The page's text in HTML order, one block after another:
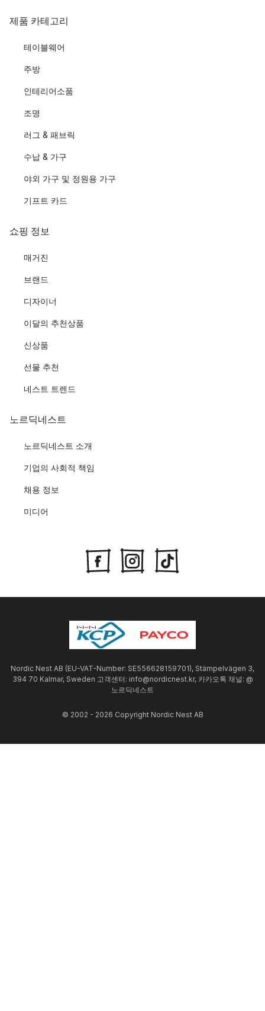
제품 카테고리
테이블웨어
주방
인테리어소품
조명
러그 & 패브릭
수납 & 가구
야외 가구 및 정원용 가구
기프트 카드
쇼핑 정보
매거진
브랜드
디자이너
이달의 추천상품
신상품
선물 추천
네스트 트렌드
노르딕네스트
노르딕네스트 소개
기업의 사회적 책임
채용 정보
미디어
Nordic Nest AB (EU-VAT-Number: SE556628159701), Stämpelvägen 3,
394 70 Kalmar, Sweden 고객센터: info@nordicnest.kr, 카카오톡 채널: @
노르딕네스트
© 2002 - 2026 Copyright Nordic Nest AB